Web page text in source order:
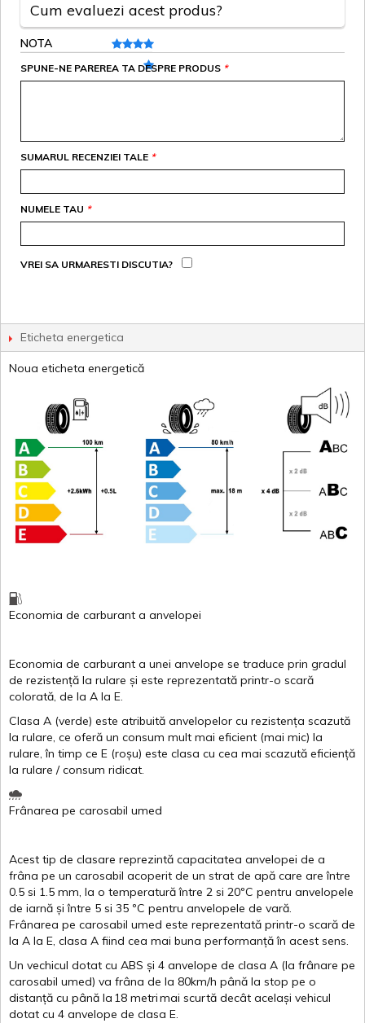
Cum evaluezi acest produs?
NOTA
*
SPUNE-NE PAREREA TA DESPRE PRODUS
*
SUMARUL RECENZIEI TALE
*
NUMELE TAU
VREI SA URMARESTI DISCUTIA?
Eticheta energetica
Noua eticheta energetică
Economia de carburant a anvelopei
Economia de carburant a unei anvelope se traduce prin gradul
de rezistență la rulare și este reprezentată printr-o scară
colorată, de la A la E.
Clasa A (verde) este atribuită anvelopelor cu rezistența scazută
la rulare, ce oferă un consum mult mai eficient (mai mic) la
rulare,în timp ce E (roșu) este clasa cu cea mai scazută eficiență
la rulare /consum ridicat.
Frânarea pe carosabil umed
Acest tip de clasare reprezintă capacitatea anvelopei de a
frâna pe un carosabil acoperit de un strat de apă care areîntre
0.5 si 1.5 mm, la o temperatură între 2 si 20ºC pentru anvelopele
de iarnă și între 5 si 35 ºC pentru anvelopele de vară.
Frânarea pe carosabil umed este reprezentată printr-o scară de
la A la E, clasa A fiind cea mai buna performanță în acest sens.
Un vechicul dotat cu ABS și 4 anvelope de clasa A (la frânare pe
carosabil umed) va frâna de la 80km/h până la stop pe o
distanță cu până la 18 metrimai scurtă decât același vehicul
dotat cu 4 anvelope de clasa E.